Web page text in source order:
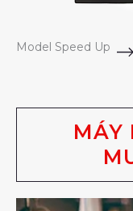
Model Speed Up
MÁY